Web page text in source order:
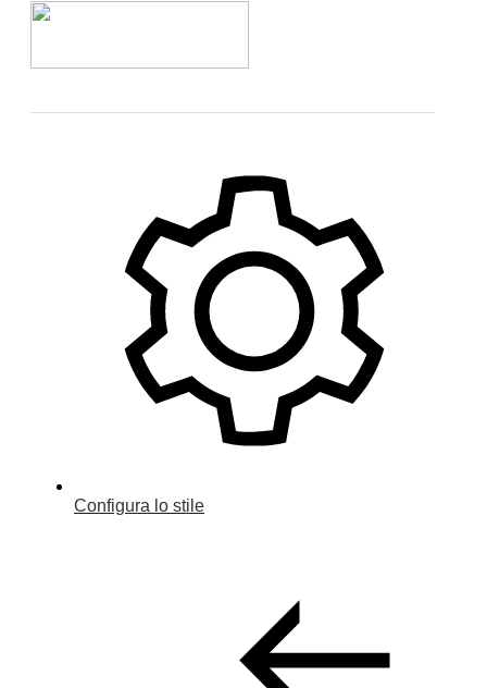
Configura lo stile